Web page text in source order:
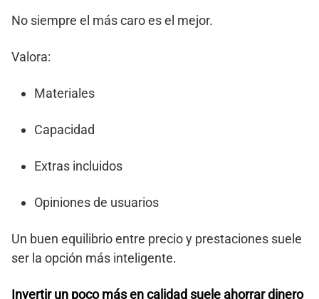
No siempre el más caro es el mejor.
Valora:
Materiales
Capacidad
Extras incluidos
Opiniones de usuarios
Un buen equilibrio entre precio y prestaciones suele
ser la opción más inteligente.
Invertir un poco más en calidad suele ahorrar dinero